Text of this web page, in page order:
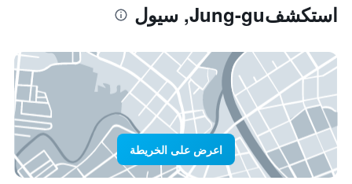
استكشفJung-gu, سيول
اعرض على الخريطة